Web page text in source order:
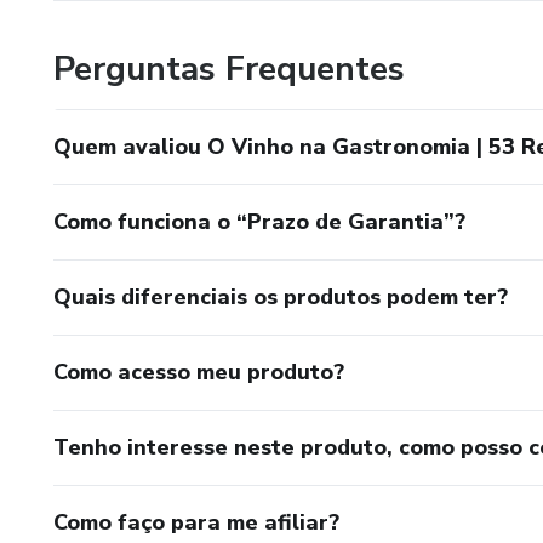
Perguntas Frequentes
Quem avaliou O Vinho na Gastronomia | 53
Como funciona o “Prazo de Garantia”?
Quais diferenciais os produtos podem ter?
Como acesso meu produto?
Tenho interesse neste produto, como posso
Como faço para me afiliar?